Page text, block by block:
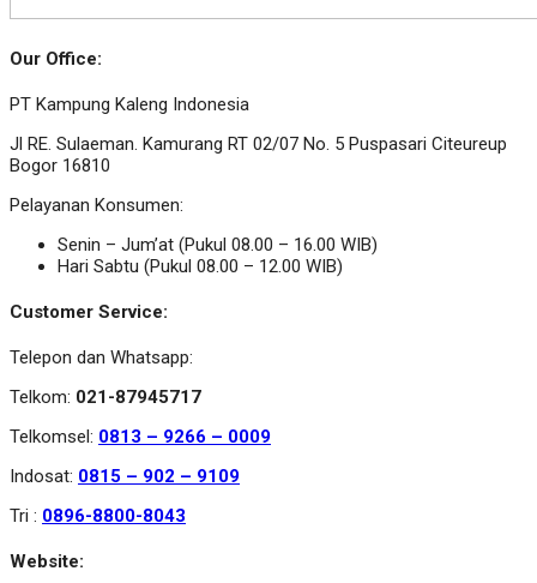
Our Office:
PT Kampung Kaleng Indonesia
Jl RE. Sulaeman. Kamurang RT 02/07 No. 5 Puspasari Citeureup
Bogor 16810
Pelayanan Konsumen:
Senin – Jum’at (Pukul 08.00 – 16.00 WIB)
Hari Sabtu (Pukul 08.00 – 12.00 WIB)
Customer Service:
Telepon dan Whatsapp:
Telkom: 021-87945717
Telkomsel: 0813 – 9266 – 0009
Indosat: 0815 – 902 – 9109
Tri : 0896-8800-8043
Website: